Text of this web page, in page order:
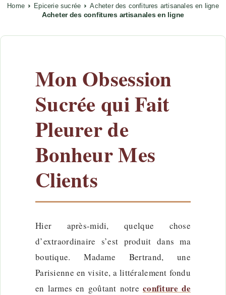
Home Epicerie sucrée Acheter des confitures artisanales en ligne
Acheter des confitures artisanales en ligne
Mon Obsession
Sucrée qui Fait
Pleurer de
Bonheur Mes
Clients
Hier après-midi, quelque chose
d’extraordinaire s’est produit dans ma
boutique. Madame Bertrand, une
Parisienne en visite, a littéralement fondu
en larmes en goûtant notre confiture de